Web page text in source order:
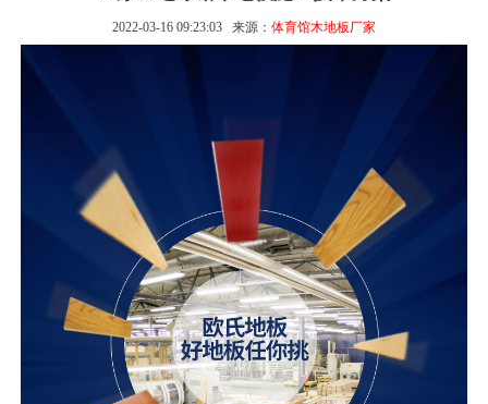
2022-03-16 09:23:03 来源： 体育馆木地板厂家